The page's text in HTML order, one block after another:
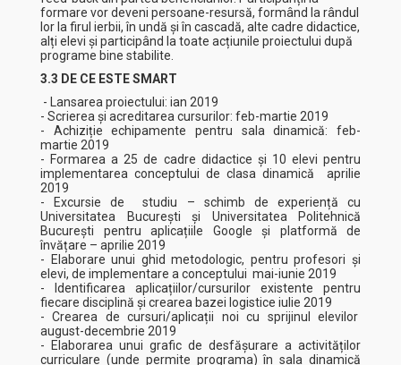
formare vor deveni persoane-resursă, formând la rândul
lor la firul ierbii, în undă și în cascadă, alte cadre didactice,
alți elevi și participând la toate acțiunile proiectului după
programe bine stabilite.
3.3 DE CE ESTE SMART
- Lansarea proiectului: ian 2019
- Scrierea și acreditarea cursurilor: feb-martie 2019
- Achiziție echipamente pentru sala dinamică: feb-
martie 2019
- Formarea a 25 de cadre didactice și 10 elevi pentru
implementarea conceptului de clasa dinamică aprilie
2019
- Excursie de studiu – schimb de experiență cu
Universitatea București și Universitatea Politehnică
București pentru aplicațiile Google și platformă de
învățare – aprilie 2019
- Elaborare unui ghid metodologic, pentru profesori și
elevi, de implementare a conceptului mai-iunie 2019
- Identificarea aplicațiilor/cursurilor existente pentru
fiecare disciplină și crearea bazei logistice iulie 2019
- Crearea de cursuri/aplicații noi cu sprijinul elevilor
august-decembrie 2019
- Elaborarea unui grafic de desfășurare a activităților
curriculare (unde permite programa) în sala dinamică